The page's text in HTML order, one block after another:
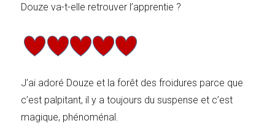
Douze va-t-elle retrouver l’apprentie ?
J’ai adoré Douze et la forêt des froidures parce que
c’est palpitant, il y a toujours du suspense et c’est
magique, phénoménal.